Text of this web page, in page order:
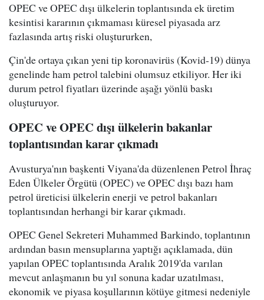
OPEC ve OPEC dışı ülkelerin toplantısında ek üretim
kesintisi kararının çıkmaması küresel piyasada arz
fazlasında artış riski oluştururken,
Çin'de ortaya çıkan yeni tip koronavirüs (Kovid-19) dünya
genelinde ham petrol talebini olumsuz etkiliyor. Her iki
durum petrol fiyatları üzerinde aşağı yönlü baskı
oluşturuyor.
OPEC ve OPEC dışı ülkelerin bakanlar
toplantısından karar çıkmadı
Avusturya'nın başkenti Viyana'da düzenlenen Petrol İhraç
Eden Ülkeler Örgütü (OPEC) ve OPEC dışı bazı ham
petrol üreticisi ülkelerin enerji ve petrol bakanları
toplantısından herhangi bir karar çıkmadı.
OPEC Genel Sekreteri Muhammed Barkindo, toplantının
ardından basın mensuplarına yaptığı açıklamada, dün
yapılan OPEC toplantısında Aralık 2019'da varılan
mevcut anlaşmanın bu yıl sonuna kadar uzatılması,
ekonomik ve piyasa koşullarının kötüye gitmesi nedeniyle